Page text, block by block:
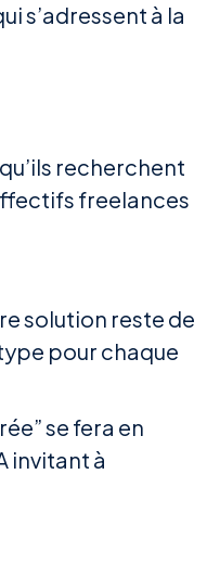
s’adressent à la
recherchent
freelances
solution reste de
pour chaque
se fera en
invitant à